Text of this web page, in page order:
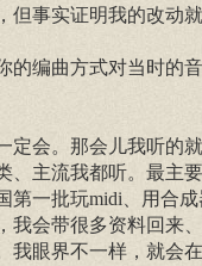
但事实证明我的改动就
的编曲方式对当时的
定会。那会儿我听的
、主流我都听。最主
第一批玩midi、用合
我会带很多资料回来
我眼界不一样，就会